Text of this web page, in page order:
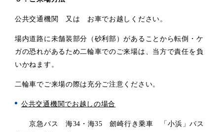
公共交通機関 又は お車でお越しください。
場内道路に未舗装部分（砂利部）があることから転倒・ケ
ガの恐れがあるため二輪車でのご来場は、当方で責任を負
いかねます。
二輪車でご来場の際は充分ご注意ください。
公共交通機関でお越しの場合
京急バス 海34・海35 劒崎行き乗車 「小浜」バス